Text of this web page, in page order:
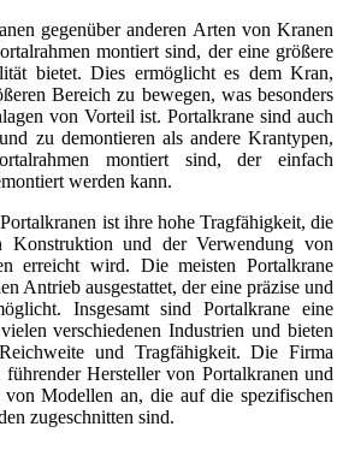
gegenüber anderen Arten von Kranen
montiert sind, der eine größere
bietet. Dies ermöglicht es dem Kran,
Bereich zu bewegen, was besonders
von Vorteil ist. Portalkrane sind auch
zu demontieren als andere Krantypen,
montiert sind, der einfach
werden kann.
ist ihre hohe Tragfähigkeit, die
Konstruktion und der Verwendung von
erreicht wird. Die meisten Portalkrane
Antrieb ausgestattet, der eine präzise und
Insgesamt sind Portalkrane eine
verschiedenen Industrien und bieten
und Tragfähigkeit. Die Firma
Hersteller von Portalkranen und
von Modellen an, die auf die spezifischen
zugeschnitten sind.